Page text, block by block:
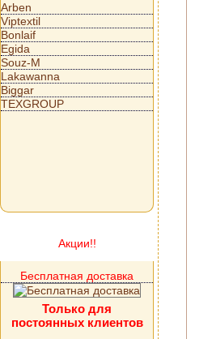
Arben
Viptextil
Bonlaif
Egida
Souz-M
Lakawanna
Biggar
TEXGROUP
Акции!!
Бесплатная доставка
Только для
постоянных клиентов